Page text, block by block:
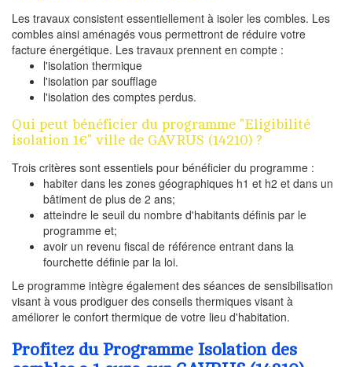
Les travaux consistent essentiellement à isoler les combles. Les
combles ainsi aménagés vous permettront de réduire votre
facture énergétique. Les travaux prennent en compte :
l'isolation thermique
l'isolation par soufflage
l'isolation des comptes perdus.
Qui peut bénéficier du programme "Eligibilité
isolation 1€" ville de GAVRUS (14210) ?
Trois critères sont essentiels pour bénéficier du programme :
habiter dans les zones géographiques h1 et h2 et dans un
bâtiment de plus de 2 ans;
atteindre le seuil du nombre d'habitants définis par le
programme et;
avoir un revenu fiscal de référence entrant dans la
fourchette définie par la loi.
Le programme intègre également des séances de sensibilisation
visant à vous prodiguer des conseils thermiques visant à
améliorer le confort thermique de votre lieu d'habitation.
Profitez du Programme Isolation des